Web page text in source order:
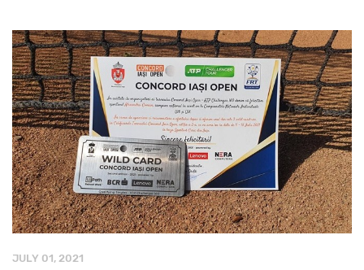
JULY 01, 2021